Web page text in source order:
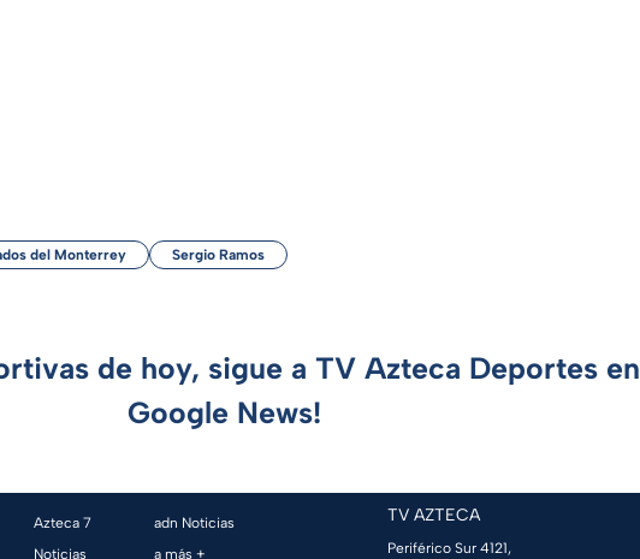
del Monterrey Sergio Ramos
de hoy, sigue a TV Azteca Deportes en
Google News!
Azteca 7
Noticias
adn Noticias
a más +
TV AZTECA
Periférico Sur 4121,